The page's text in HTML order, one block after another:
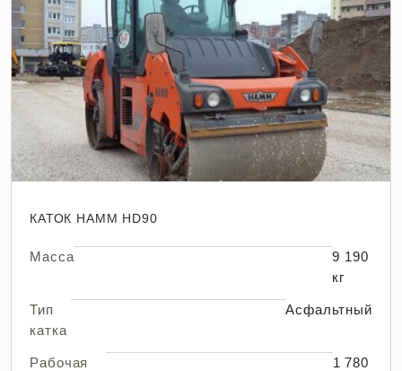
КАТОК HAMM HD90
Масса
9 190
кг
Тип
катка
Асфальтный
Рабочая
1 780